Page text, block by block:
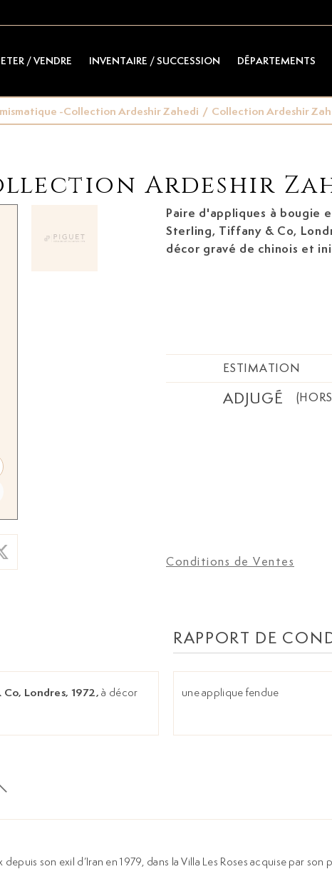
/ VENDRE INVENTAIRE / SUCCESSION DÉPARTEMENTS
-Collection Ardeshir Zahedi / Collection Ardeshir
Ardeshir
Paire d'appliques à bougie
Sterling, Tiffany & Co,
décor gravé de chinois et
ESTIMATION
ADJUGÉ
Conditions de Ventes
Londres, 1972, à décor
RAPPORT DE
une applique fendue
son exil d’Iran en 1979, dans la Villa Les Roses acquise par